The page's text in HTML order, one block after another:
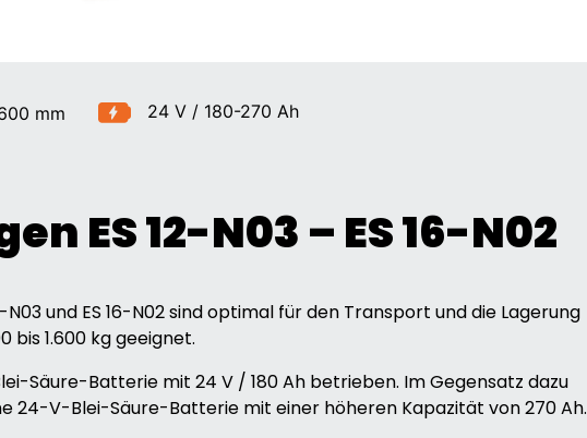
mm 24 V / 180-270 Ah
ES 12-N03 – ES 16-N02
N03 und ES 16-N02 sind optimal für den Transport und die Lagerung
bis 1.600 kg geeignet.
Säure-Batterie mit 24 V / 180 Ah betrieben. Im Gegensatz dazu
24-V-Blei-Säure-Batterie mit einer höheren Kapazität von 270 Ah.